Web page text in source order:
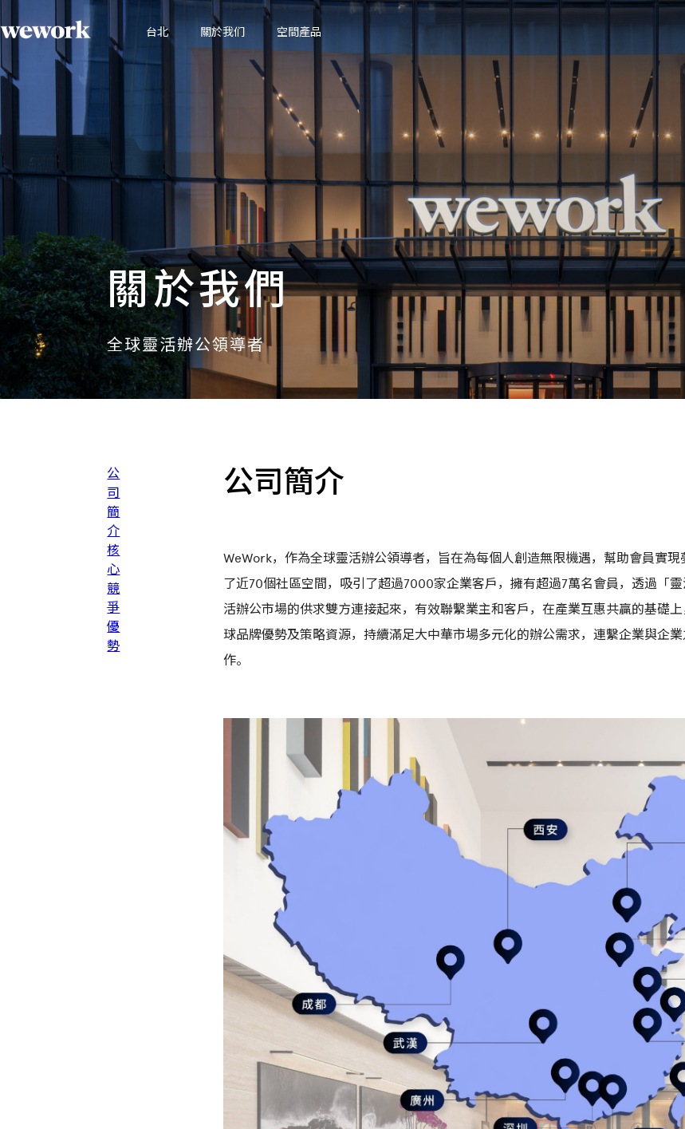
台北 關於我们 空間產品
關於我們
全球靈活辦公領導者
公
司
簡
介
核
心
競
爭
優
勢
公司簡介
WeWork，作為全球靈活辦公領導者，旨在為每個人創造無限機遇，幫助會員實
了近70個社區空間，吸引了超過7000家企業客戶，擁有超過7萬名會員，透過「
活辦公市場的供求雙方連接起來，有效聯繫業主和客戶，在產業互惠共贏的基礎
球品牌優勢及策略資源，持續滿足大中華市場多元化的辦公需求，連繫企業與企
作。